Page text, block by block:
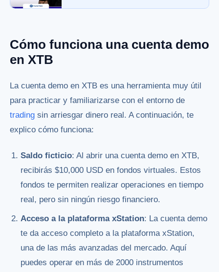
Cómo funciona una cuenta demo
en XTB
La cuenta demo en XTB es una herramienta muy útil
para practicar y familiarizarse con el entorno de
trading sin arriesgar dinero real. A continuación, te
explico cómo funciona:
Saldo ficticio: Al abrir una cuenta demo en XTB,
recibirás $10,000 USD en fondos virtuales. Estos
fondos te permiten realizar operaciones en tiempo
real, pero sin ningún riesgo financiero.
Acceso a la plataforma xStation: La cuenta demo
te da acceso completo a la plataforma xStation,
una de las más avanzadas del mercado. Aquí
puedes operar en más de 2000 instrumentos